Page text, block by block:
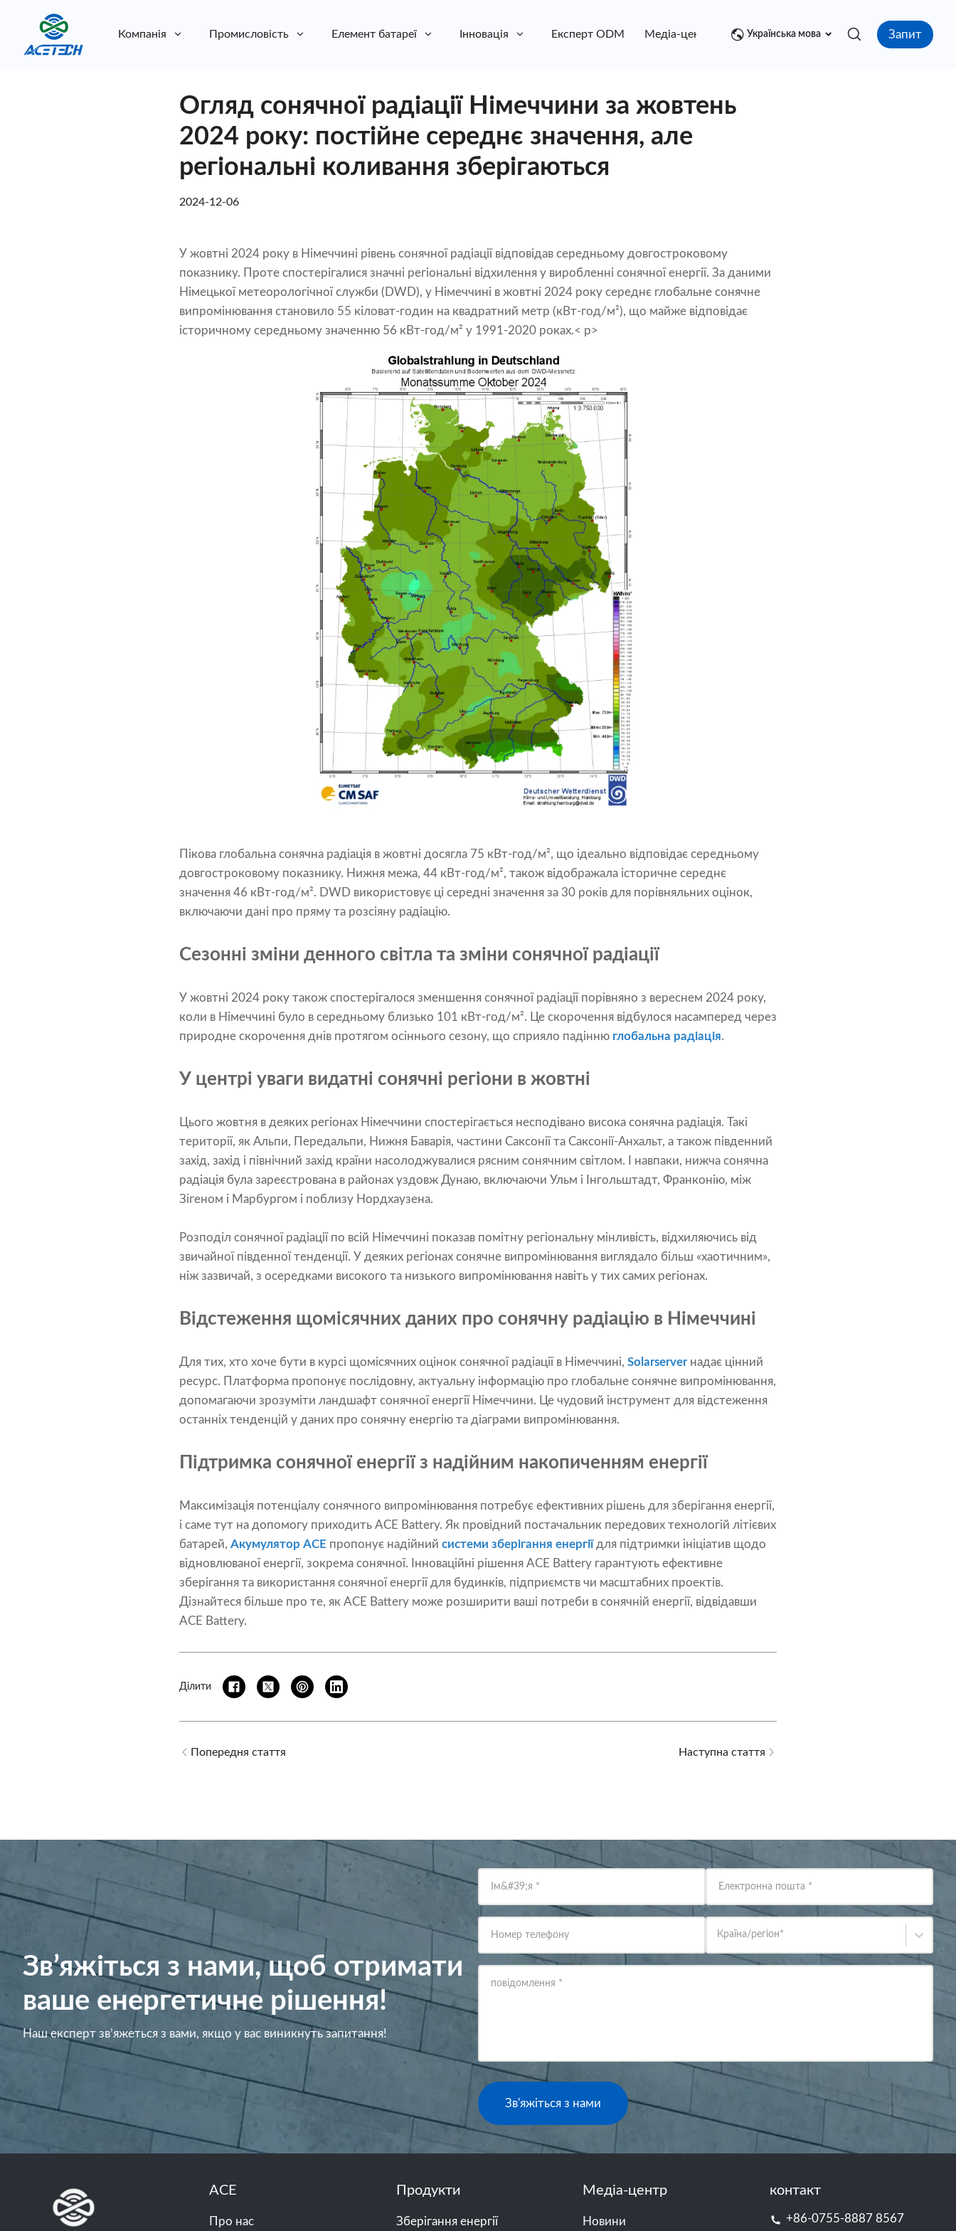
Компанія Промисловість Елемент батареї Інновація Експерт ODM Медіа-центр контакт
Українська мова Запит
Огляд сонячної радіації Німеччини за жовтень
2024 року: постійне середнє значення, але
регіональні коливання зберігаються
2024-12-06
У жовтні 2024 року в Німеччині рівень сонячної радіації відповідав середньому довгостроковому
показнику. Проте спостерігалися значні регіональні відхилення у виробленні сонячної енергії. За даними
Німецької метеорологічної служби (DWD), у Німеччині в жовтні 2024 року середнє глобальне сонячне
випромінювання становило 55 кіловат-годин на квадратний метр (кВт-год/м²), що майже відповідає
історичному середньому значенню 56 кВт-год/м² у 1991-2020 роках.< p>
Пікова глобальна сонячна радіація в жовтні досягла 75 кВт-год/м², що ідеально відповідає середньому
довгостроковому показнику. Нижня межа, 44 кВт-год/м², також відображала історичне середнє
значення 46 кВт-год/м². DWD використовує ці середні значення за 30 років для порівняльних оцінок,
включаючи дані про пряму та розсіяну радіацію.
Сезонні зміни денного світла та зміни сонячної радіації
У жовтні 2024 року також спостерігалося зменшення сонячної радіації порівняно з вереснем 2024 року,
коли в Німеччині було в середньому близько 101 кВт-год/м². Це скорочення відбулося насамперед через
природне скорочення днів протягом осіннього сезону, що сприяло падінню глобальна радіація.
У центрі уваги видатні сонячні регіони в жовтні
Цього жовтня в деяких регіонах Німеччини спостерігається несподівано висока сонячна радіація. Такі
території, як Альпи, Передальпи, Нижня Баварія, частини Саксонії та Саксонії-Анхальт, а також південний
захід, захід і північний захід країни насолоджувалися рясним сонячним світлом. І навпаки, нижча сонячна
радіація була зареєстрована в районах уздовж Дунаю, включаючи Ульм і Інгольштадт, Франконію, між
Зігеном і Марбургом і поблизу Нордхаузена.
Розподіл сонячної радіації по всій Німеччині показав помітну регіональну мінливість, відхиляючись від
звичайної південної тенденції. У деяких регіонах сонячне випромінювання виглядало більш «хаотичним»,
ніж зазвичай, з осередками високого та низького випромінювання навіть у тих самих регіонах.
Відстеження щомісячних даних про сонячну радіацію в Німеччині
Для тих, хто хоче бути в курсі щомісячних оцінок сонячної радіації в Німеччині, Solarserverнадає цінний
ресурс. Платформа пропонує послідовну, актуальну інформацію про глобальне сонячне випромінювання,
допомагаючи зрозуміти ландшафт сонячної енергії Німеччини. Це чудовий інструмент для відстеження
останніх тенденцій у даних про сонячну енергію та діаграми випромінювання.
Підтримка сонячної енергії з надійним накопиченням енергії
Максимізація потенціалу сонячного випромінювання потребує ефективних рішень для зберігання енергії,
і саме тут на допомогу приходить ACE Battery. Як провідний постачальник передових технологій літієвих
батарей, Акумулятор ACE пропонує надійний системи зберігання енергіїдля підтримки ініціатив щодо
відновлюваної енергії, зокрема сонячної. Інноваційні рішення ACE Battery гарантують ефективне
зберігання та використання сонячної енергії для будинків, підприємств чи масштабних проектів.
Дізнайтеся більше про те, як ACE Battery може розширити ваші потреби в сонячній енергії, відвідавши
ACE Battery.
Ділити
Попередня стаття Наступна стаття
Зв’яжіться з нами, щоб отримати
ваше енергетичне рішення!
Наш експерт зв’яжеться з вами, якщо у вас виникнуть запитання!
Ім&#39;я * Електронна пошта *
Номер телефону Країна/регіон*
повідомлення *
Зв'яжіться з нами
ACE
Про нас
Продукти
Зберігання енергії
Медіа-центр
Новини
контакт
+86-0755-8887 8567